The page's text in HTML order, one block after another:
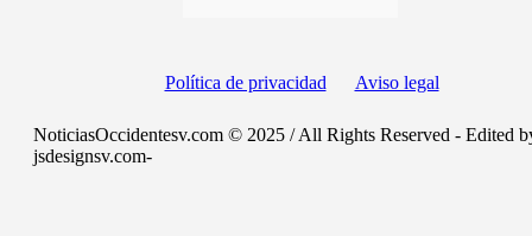
Política de privacidad Aviso legal
NoticiasOccidentesv.com © 2025 / All Rights Reserved - Edited
jsdesignsv.com-